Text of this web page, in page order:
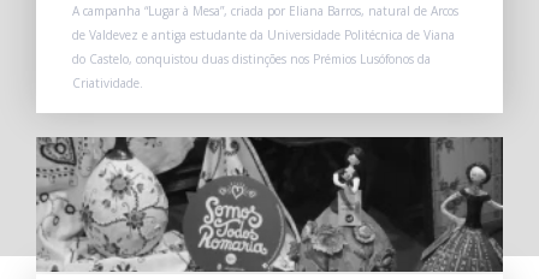
A campanha “Lugar à Mesa”, criada por Eliana Barros, natural de Arcos
de Valdevez e antiga estudante da Universidade Politécnica de Viana
do Castelo, conquistou duas distinções nos Prémios Lusófonos da
Criatividade.